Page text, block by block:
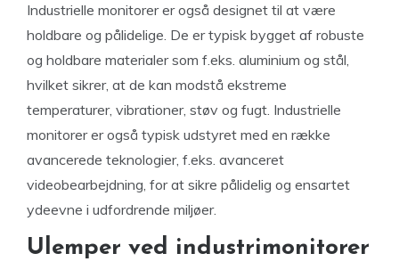
Industrielle monitorer er også designet til at være
holdbare og pålidelige. De er typisk bygget af robuste
og holdbare materialer som f.eks. aluminium og stål,
hvilket sikrer, at de kan modstå ekstreme
temperaturer, vibrationer, støv og fugt. Industrielle
monitorer er også typisk udstyret med en række
avancerede teknologier, f.eks. avanceret
videobearbejdning, for at sikre pålidelig og ensartet
ydeevne i udfordrende miljøer.
Ulemper ved industrimonitorer